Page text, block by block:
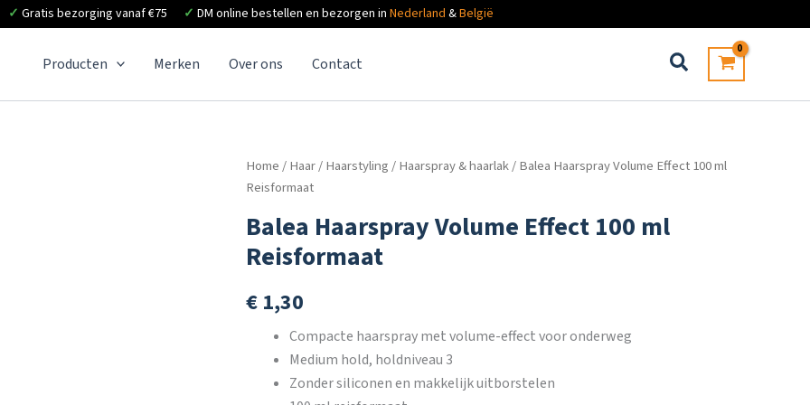
✓ Gratis bezorging vanaf €75 ✓ DM online bestellen en bezorgen in Nederland &België
Producten Merken Over ons Contact
Home/Haar/Haarstyling/Haarspray & haarlak/ Balea Haarspray Volume Effect 100 ml
Reisformaat
Balea Haarspray Volume Effect 100 ml
Reisformaat
€ 1,30
Compacte haarspray met volume-effect voor onderweg
Medium hold, holdniveau 3
Zonder siliconen en makkelijk uitborstelen